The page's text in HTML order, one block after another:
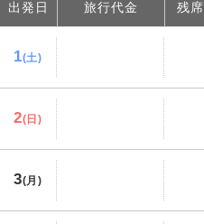
出発日 旅行代金 残席
1(土)
2(日)
3(月)